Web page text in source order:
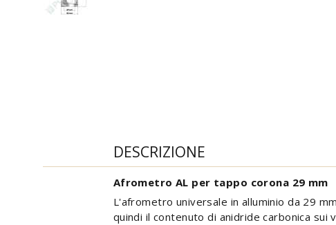
DESCRIZIONE
Afrometro AL per tappo corona 29 mm
L'afrometro universale in alluminio da 29
quindi il contenuto di anidride carbonica sui